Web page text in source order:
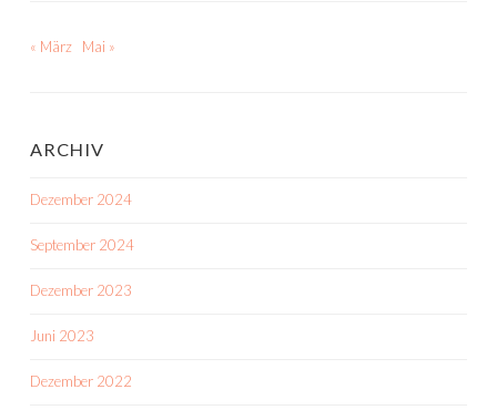
« März Mai »
ARCHIV
Dezember 2024
September 2024
Dezember 2023
Juni 2023
Dezember 2022